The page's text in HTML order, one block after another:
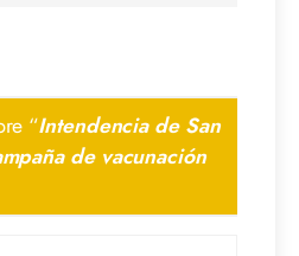
“Intendencia de San
de vacunación